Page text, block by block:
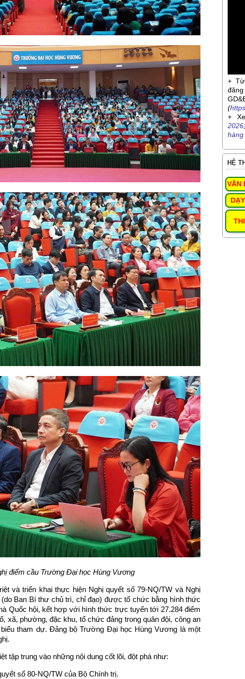
điểm cầu Trường Đại học Hùng Vương
và triển khai thực hiện Nghị quyết số 79-NQ/TW và Nghị
Ban Bí thư chủ trì, chỉ đạo) được tổ chức bằng hình thức
Quốc hội, kết hợp với hình thức trực tuyến tới 27.284 điểm
xã, phường, đặc khu, tổ chức đảng trong quân đội, công an
tham dự. Đảng bộ Trường Đại học Hùng Vương là một
tập trung vào những nội dung cốt lõi, đột phá như:
số 80-NQ/TW của Bộ Chính trị.
+
(
+
2026;
hàng
HỆ
VĂN